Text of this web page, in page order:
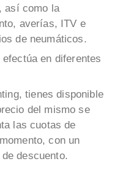
así como la
averías, ITV e
de neumáticos.
en diferentes
tienes disponible
del mismo se
las cuotas de
con un
descuento.